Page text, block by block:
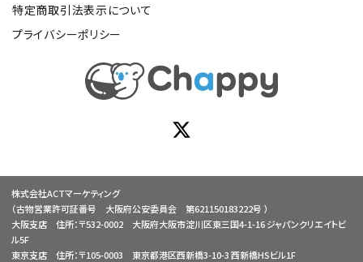
特定商取引法表示について
プライバシーポリシー
株式会社ACTマーケティング
（古物営業許可証番号 大阪府公安委員会 第621150183222号 ）
大阪支店 住所：〒532-0002 大阪府大阪市淀川区東三国4-1-16 ジャパンクリエイトビ
ル5F
東京支店 住所：〒105-0003 東京都港区西新橋3-10-3 西新橋HSビル1F